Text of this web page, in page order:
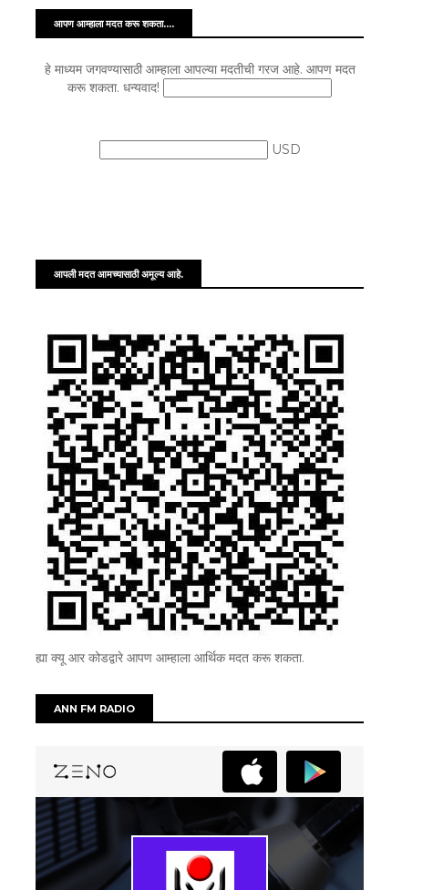
आपण आम्हाला मदत करू शकता....
हे माध्यम जगवण्यासाठी आम्हाला आपल्या मदतीची गरज आहे. आपण मदत
करू शकता. धन्यवाद!
USD
आपली मदत आमच्यासाठी अमूल्य आहे.
ह्या क्यू आर कोडद्वारे आपण आम्हाला आर्थिक मदत करू शकता.
ANN FM RADIO